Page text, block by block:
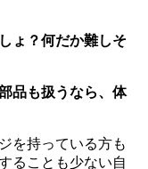
ょ？何だか難しそ
品も扱うなら、体
を持っている方も
ることも少ない自